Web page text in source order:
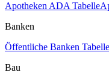
Apotheken ADA Tabelle
Banken
Öffentliche Banken Tabelle
Bau